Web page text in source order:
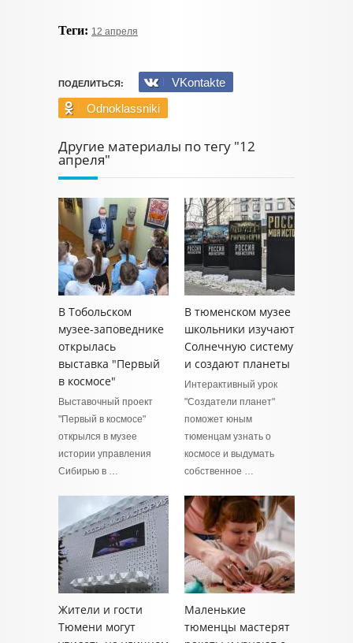
Теги: 12 апреля
ПОДЕЛИТЬСЯ:
VKontakte
Odnoklassniki
Другие материалы по тегу "12
апреля"
В Тобольском
музее-заповеднике
открылась
выставка "Первый
в космосе"
Выставочный проект
"Первый в космосе"
открылся в музее
истории управления
Сибирью в …
В тюменском музее
школьники изучают
Солнечную систему
и создают планеты
Интерактивный урок
"Создатели планет"
поможет юным
тюменцам узнать о
космосе и выдумать
собственное …
Жители и гости
Тюмени могут
Маленькие
тюменцы мастерят